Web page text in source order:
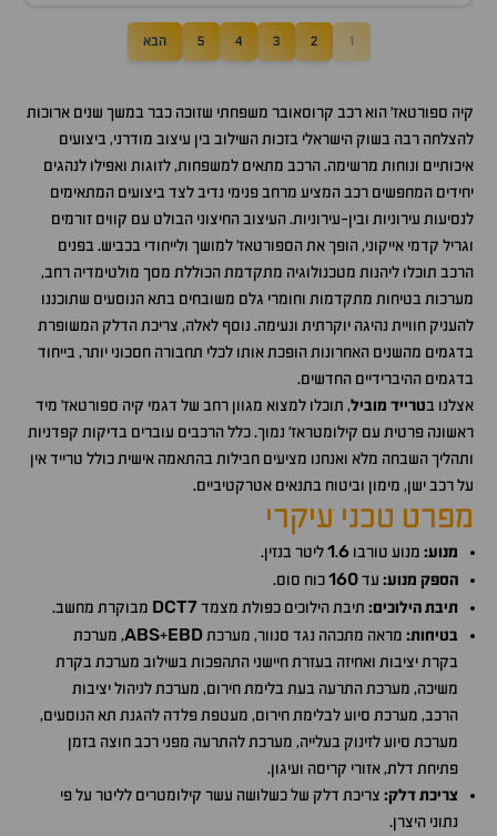
1
2
3
4
5 הבא
קיה ספורטאז' הוא רכב קרוסאובר משפחתי שזוכה כבר במשך שנים ארוכות
להצלחה רבה בשוק הישראלי בזכות השילוב בין עיצוב מודרני, ביצועים
איכותיים ונוחות מרשימה. הרכב מתאים למשפחות, לזוגות ואפילו לנהגים
יחידים המחפשים רכב המציע מרחב פנימי נדיב לצד ביצועים המתאימים
לנסיעות עירוניות ובין-עירוניות. העיצוב החיצוני הבולט עם קווים זורמים
וגריל קדמי אייקוני, הופך את הספורטאז' למושך ולייחודי בכביש. בפנים
הרכב תוכלו ליהנות מטכנולוגיה מתקדמת הכוללת מסך מולטימדיה רחב,
מערכות בטיחות מתקדמות וחומרי גלם משובחים בתא הנוסעים שתוכננו
להעניק חוויית נהיגה יוקרתית ונעימה. נוסף לאלה, צריכת הדלק המשופרת
בדגמים מהשנים האחרונות הופכת אותו לכלי תחבורה חסכוני יותר, בייחוד
בדגמים ההיברידיים החדשים.
אצלנו בטרייד מוביל, תוכלו למצוא מגוון רחב של דגמי קיה ספורטאז' מיד
ראשונה פרטית עם קילומטראז' נמוך. כלל הרכבים עוברים בדיקות קפדניות
ותהליך השבחה מלא ואנחנו מציעים חבילות בהתאמה אישית כולל טרייד אין
על רכב ישן, מימון וביטוח בתנאים אטרקטיביים.
מפרט טכני עיקרי
מנוע: מנוע טורבו 1.6
ליטר בנזין.
הספק מנוע: עד160כוח סוס.
תיבת הילוכים: תיבת הילוכים כפולת מצמד DCT7 מבוקרת מחשב.
בטיחות: מראה מתכהה נגד סנוור, מערכת ABS+EBD
, מערכת
בקרת יציבות ואחיזה בעזרת חיישני התהפכות בשילוב מערכת בקרת
משיכה, מערכת התרעה בעת בלימת חירום, מערכת לניהול יציבות
הרכב, מערכת סיוע לבלימת חירום, מעטפת פלדה להגנת תא הנוסעים,
מערכת סיוע לזינוק בעלייה, מערכת להתרעה מפני רכב חוצה בזמן
פתיחת דלת, אזורי קריסה ועיגון.
צריכת דלק: צריכת דלק של כשלושה עשר קילומטרים לליטר על פי
נתוני היצרן.